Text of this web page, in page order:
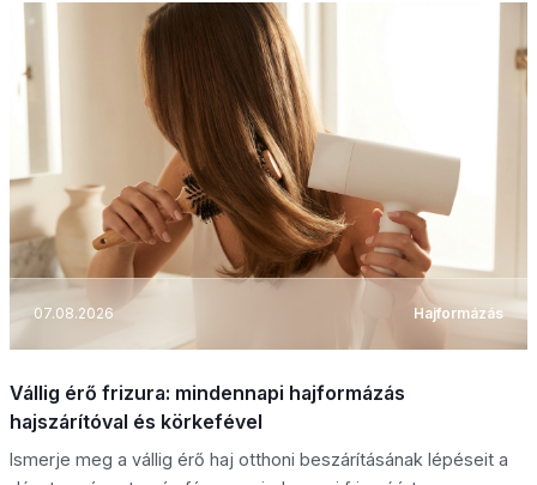
07.08.2026 Hajformázás
Vállig érő frizura: mindennapi hajformázás
hajszárítóval és körkefével
Ismerje meg a vállig érő haj otthoni beszárításának lépéseit a